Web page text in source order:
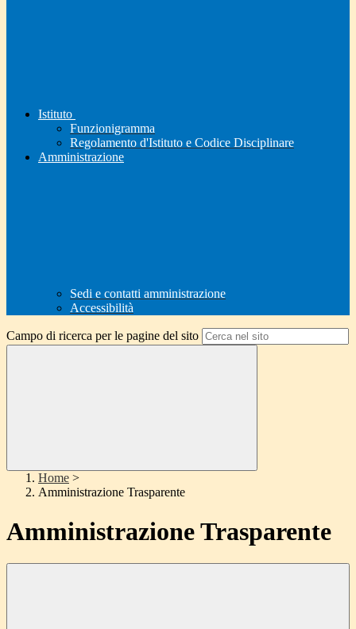
Istituto
Funzionigramma
Regolamento d'Istituto e Codice Disciplinare
Amministrazione
Sedi e contatti amministrazione
Accessibilità
Campo di ricerca per le pagine del sito
Home >
Amministrazione Trasparente
Amministrazione Trasparente